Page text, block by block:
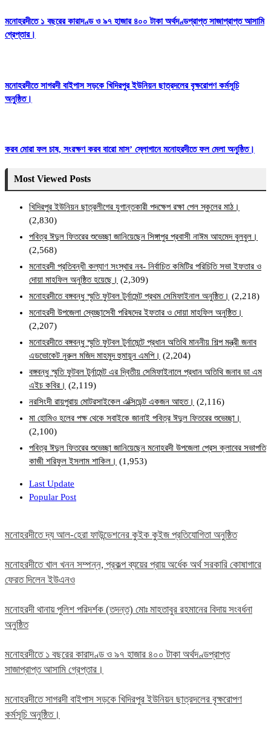
মনোহরদীতে ১ বছরের কারাদণ্ড ও ৯৭ হাজার ৪০০ টাকা অর্থদণ্ডপ্রাপ্ত সাজাপ্রাপ্ত আসামি
গ্রেপ্তার।
মনোহরদীতে সাগরদী বাইপাস সড়কে খিদিরপুর ইউনিয়ন ছাত্রদলের বৃক্ষরোপণ কর্মসূচি
অনুষ্ঠিত।
করব মোরা ফল চাষ, সংরক্ষণ করব বারো মাস’ স্লোগানে মনোহরদীতে ফল মেলা অনুষ্ঠিত।
Most Viewed Posts
খিদিরপুর ইউনিয়ন ছাত্রলীগের যুগান্তকারী পদক্ষেপ রক্ষা পেল স্কুলের মাঠ।
(2,830)
পবিত্র ঈদুল ফিতরের শুভেচ্ছা জানিয়েছেন সিঙ্গাপুর প্রবাসী নাঈম আহমেদ বুলবুল।
(2,568)
মনোহরদী প্রতিবন্ধী কল্যাণ সংস্থার নব- নির্বাচিত কমিটির পরিচিতি সভা ইফতার ও
দোয়া মাহফিল অনুষ্ঠিত হয়েছে। (2,309)
মনোহরদীতে বঙ্গবন্ধু স্মৃতি ফুটবল টুর্নামেন্ট প্রথম সেমিফাইনাল অনুষ্ঠিত। (2,218)
মনোহরদী উপজেলা স্বেচ্ছাসেবী পরিষদের ইফতার ও দোয়া মাহফিল অনুষ্ঠিত।
(2,207)
মনোহরদীতে বঙ্গবন্ধু স্মৃতি ফুটবল টুর্নামেন্টে প্রধান অতিথি মাননীয় শিল্প মন্ত্রী জনাব
এডভোকেট নুরুল মজিদ মাহমুদ হুমায়ূন এমপি। (2,204)
বঙ্গবন্ধু স্মৃতি ফুটবল টুর্নামেন্ট এর দ্বিতীয় সেমিফাইনালে প্রধান অতিথি জনাব ডা এম
এইচ কবির। (2,119)
নরসিংদী রায়পুরায় মোটরসাইকেল এক্সিডেন্ট একজন আহত। (2,116)
মা হোমিও হলের পক্ষ থেকে সবাইকে জানাই পবিত্র ঈদুল ফিতরের শুভেচ্ছা।
(2,100)
পবিত্র ঈদুল ফিতরের শুভেচ্ছা জানিয়েছেন মনোহরদী উপজেলা প্রেস ক্লাবের সভাপতি
কাজী শরিফুল ইসলাম শাকিল। (1,953)
Last Update
Popular Post
মনোহরদীতে দ্য আল-হেরা ফাউন্ডেশনের কুইক কুইজ প্রতিযোগিতা অনুষ্ঠিত
মনোহরদীতে খাল খনন সম্পন্ন, প্রকল্প ব্যয়ের প্রায় অর্ধেক অর্থ সরকারি কোষাগারে
ফেরত দিলেন ইউএনও
মনোহরদী থানায় পুলিশ পরিদর্শক (তদন্ত) মোঃ মাহতাবুর রহমানের বিদায় সংবর্ধনা
অনুষ্ঠিত
মনোহরদীতে ১ বছরের কারাদণ্ড ও ৯৭ হাজার ৪০০ টাকা অর্থদণ্ডপ্রাপ্ত
সাজাপ্রাপ্ত আসামি গ্রেপ্তার।
মনোহরদীতে সাগরদী বাইপাস সড়কে খিদিরপুর ইউনিয়ন ছাত্রদলের বৃক্ষরোপণ
কর্মসূচি অনুষ্ঠিত।